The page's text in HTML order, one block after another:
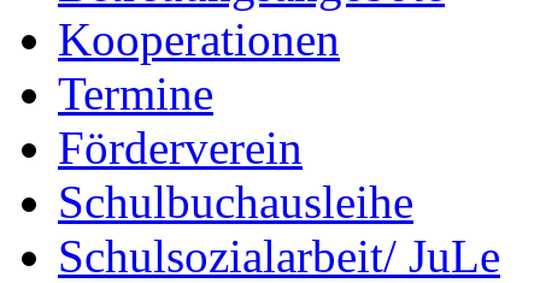
Kooperationen
Termine
Förderverein
Schulbuchausleihe
Schulsozialarbeit/ JuLe